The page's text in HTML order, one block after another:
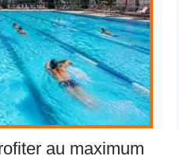
au maximum